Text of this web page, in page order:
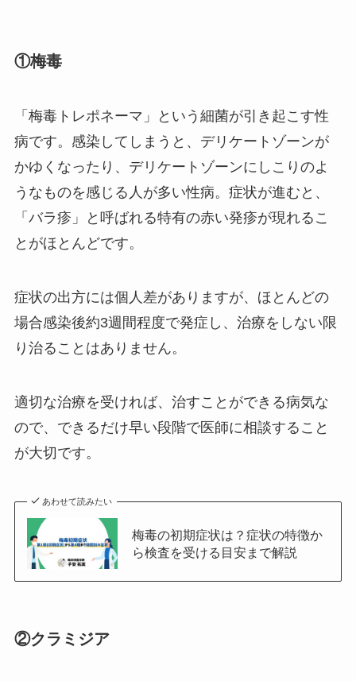
①梅毒
「梅毒トレポネーマ」という細菌が引き起こす性
病です。感染してしまうと、デリケートゾーンが
かゆくなったり、デリケートゾーンにしこりのよ
うなものを感じる人が多い性病。症状が進むと、
「バラ疹」と呼ばれる特有の赤い発疹が現れるこ
とがほとんどです。
症状の出方には個人差がありますが、ほとんどの
場合感染後約3週間程度で発症し、治療をしない限
り治ることはありません。
適切な治療を受ければ、治すことができる病気な
ので、できるだけ早い段階で医師に相談すること
が大切です。
あわせて読みたい
梅毒の初期症状は？症状の特徴か
ら検査を受ける目安まで解説
②クラミジア